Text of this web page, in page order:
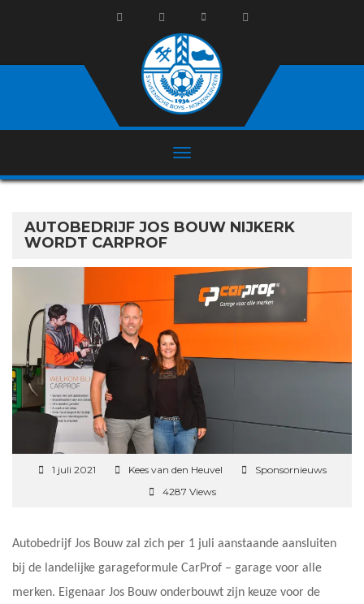
AUTOBEDRIJF JOS BOUW NIJKERK
WORDT CARPROF
1 juli 2021 Kees van den Heuvel
Sponsornieuws
4287 Views
Autobedrijf Jos Bouw zal zich per 1 juli aanstaande aansluiten
bij de landelijke garageformule CarProf – garage voor alle
merken. Eigenaar Jos Bouw onderbouwt zijn keuze voor de